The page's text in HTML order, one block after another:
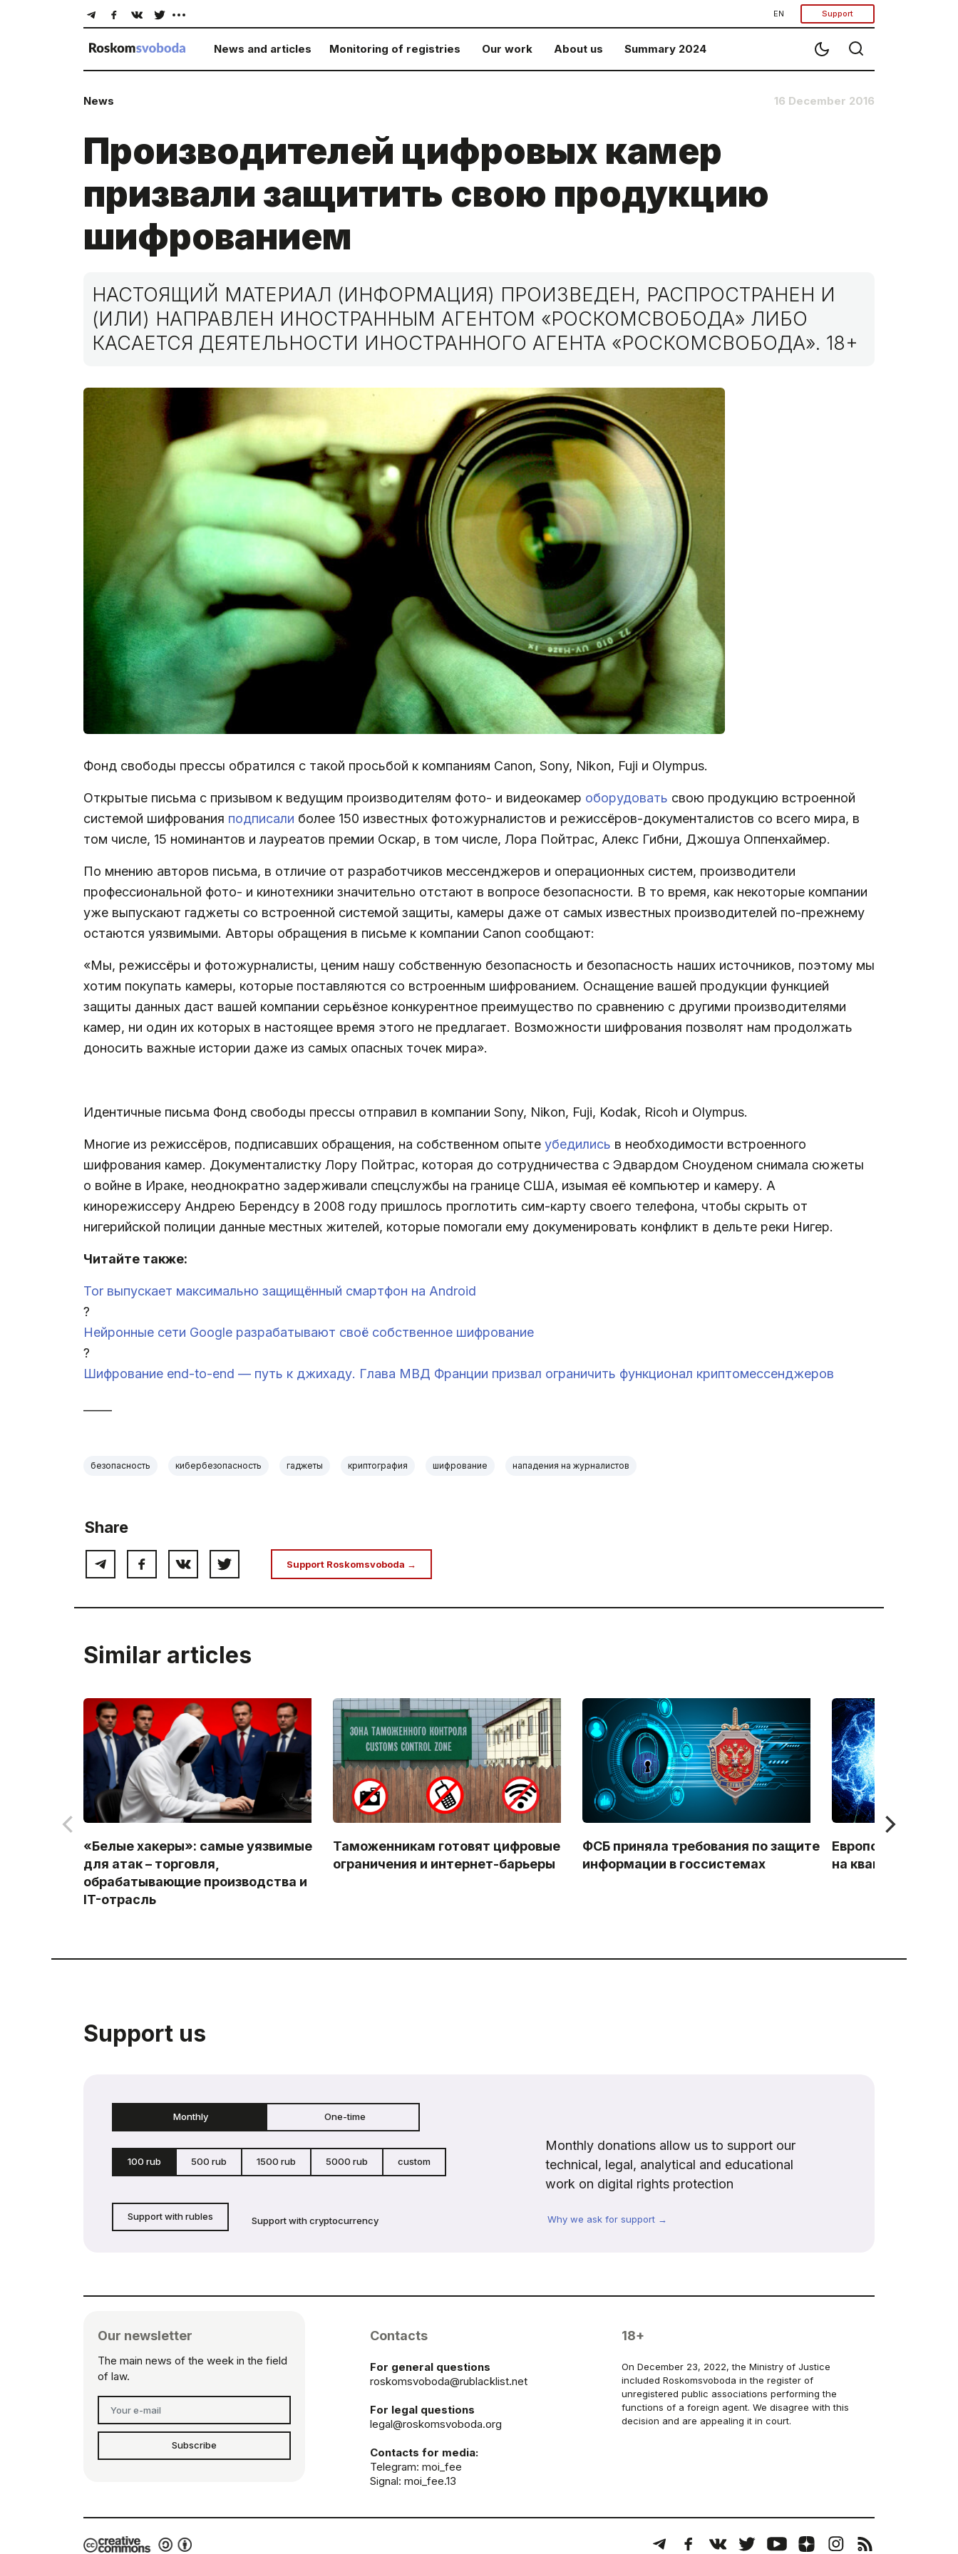
EN Support
News and articles Monitoring of registries Our work About us Summary 2024
News 16 December 2016
Производителей цифровых камер
призвали защитить свою продукцию
шифрованием
НАСТОЯЩИЙ МАТЕРИАЛ (ИНФОРМАЦИЯ) ПРОИЗВЕДЕН, РАСПРОСТРАНЕН И
(ИЛИ) НАПРАВЛЕН ИНОСТРАННЫМ АГЕНТОМ «РОСКОМСВОБОДА» ЛИБО
КАСАЕТСЯ ДЕЯТЕЛЬНОСТИ ИНОСТРАННОГО АГЕНТА «РОСКОМСВОБОДА». 18+
Фонд свободы прессы обратился с такой просьбой к компаниям Canon, Sony, Nikon, Fuji и Olympus.
Открытые письма с призывом к ведущим производителям фото- и видеокамер оборудовать свою продукцию встроенной
системой шифрования подписали более 150 известных фотожурналистов и режиссёров-документалистов со всего мира, в
том числе, 15 номинантов и лауреатов премии Оскар, в том числе, Лора Пойтрас, Алекс Гибни, Джошуа Оппенхаймер.
По мнению авторов письма, в отличие от разработчиков мессенджеров и операционных систем, производители
профессиональной фото- и кинотехники значительно отстают в вопросе безопасности. В то время, как некоторые компании
уже выпускают гаджеты со встроенной системой защиты, камеры даже от самых известных производителей по-прежнему
остаются уязвимыми. Авторы обращения в письме к компании Canon сообщают:
«Мы, режиссёры и фотожурналисты, ценим нашу собственную безопасность и безопасность наших источников, поэтому мы
хотим покупать камеры, которые поставляются со встроенным шифрованием. Оснащение вашей продукции функцией
защиты данных даст вашей компании серьёзное конкурентное преимущество по сравнению с другими производителями
камер, ни один их которых в настоящее время этого не предлагает. Возможности шифрования позволят нам продолжать
доносить важные истории даже из самых опасных точек мира».
Идентичные письма Фонд свободы прессы отправил в компании Sony, Nikon, Fuji, Kodak, Ricoh и Olympus.
Многие из режиссёров, подписавших обращения, на собственном опыте убедились в необходимости встроенного
шифрования камер. Документалистку Лору Пойтрас, которая до сотрудничества с Эдвардом Сноуденом снимала сюжеты
о войне в Ираке, неоднократно задерживали спецслужбы на границе США, изымая её компьютер и камеру. А
кинорежиссеру Андрею Берендсу в 2008 году пришлось проглотить сим-карту своего телефона, чтобы скрыть от
нигерийской полиции данные местных жителей, которые помогали ему докуменировать конфликт в дельте реки Нигер.
Читайте также:
Tor выпускает максимально защищённый смартфон на Android
?
Нейронные сети Google разрабатывают своё собственное шифрование
?
Шифрование end-to-end — путь к джихаду. Глава МВД Франции призвал ограничить функционал криптомессенджеров
безопасность кибербезопасность гаджеты криптография шифрование нападения на журналистов
Share
Support Roskomsvoboda →
Similar articles
«Белые хакеры»: самые уязвимые
для атак – торговля,
обрабатывающие производства и
IT-отрасль
Таможенникам готовят цифровые
ограничения и интернет-барьеры
ФСБ приняла требования по защите
информации в госсистемах
Европол
на квантовую
Support us
Monthly One-time
100 rub 500 rub 1500 rub 5000 rub custom
Support with rubles Support with cryptocurrency
Monthly donations allow us to support our
technical, legal, analytical and educational
work on digital rights protection
Why we ask for support →
Our newsletter
The main news of the week in the field
of law.
Subscribe
Contacts
For general questions
roskomsvoboda@rublacklist.net
For legal questions
legal@roskomsvoboda.org
Contacts for media:
Telegram: moi_fee
Signal: moi_fee.13
18+
On December 23, 2022, the Ministry of Justice
included Roskomsvoboda in the register of
unregistered public associations performing the
functions of a foreign agent. We disagree with this
decision and are appealing it in court.